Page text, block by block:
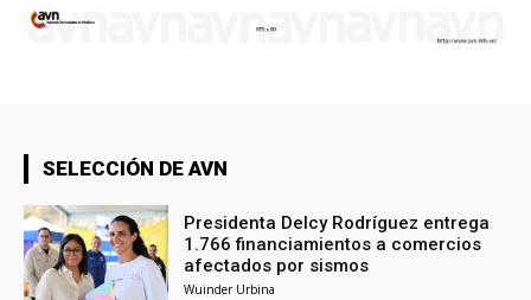
SELECCIÓN DE AVN
Presidenta Delcy Rodríguez entrega
1.766 financiamientos a comercios
afectados por sismos
Wuinder Urbina